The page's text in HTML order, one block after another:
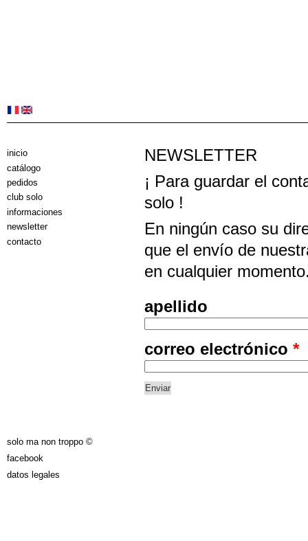
NEWSLETTER
¡ Para guardar el
solo !
En ningún caso su
que el envío de
en cualquier
apellido
correo electrónico *
inicio
catálogo
pedidos
club solo
informaciones
newsletter
contacto
solo ma non troppo ©
facebook
datos legales